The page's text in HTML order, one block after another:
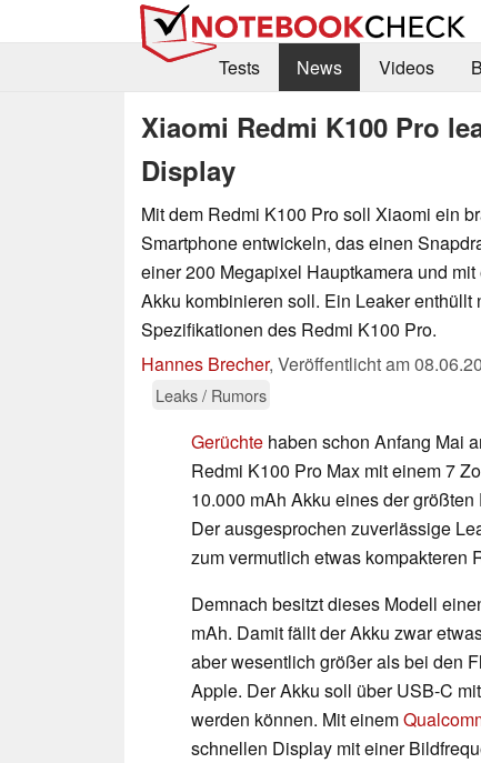
Tests
News Videos
Xiaomi Redmi K100 Pro
Display
Mit dem Redmi K100 Pro soll Xiaomi ein
Smartphone entwickeln, das einen
einer 200 Megapixel Hauptkamera und
Akku kombinieren soll. Ein Leaker enthüllt
Spezifikationen des Redmi K100 Pro.
Hannes Brecher, Veröffentlicht am
Leaks / Rumors
Gerüchte haben schon Anfang Mai
Redmi K100 Pro Max mit einem 7
10.000 mAh Akku eines der
Der ausgesprochen zuverlässige
zum vermutlich etwas kompakteren
Demnach besitzt dieses Modell
mAh. Damit fällt der Akku zwar
aber wesentlich größer als bei den
Apple. Der Akku soll über USB-C
werden können. Mit einem
schnellen Display mit einer